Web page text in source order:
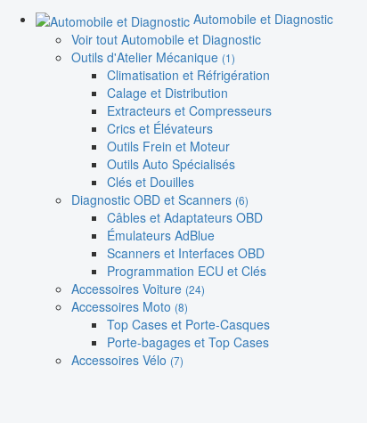
Automobile et Diagnostic
Voir tout Automobile et Diagnostic
Outils d'Atelier Mécanique (1)
Climatisation et Réfrigération
Calage et Distribution
Extracteurs et Compresseurs
Crics et Élévateurs
Outils Frein et Moteur
Outils Auto Spécialisés
Clés et Douilles
Diagnostic OBD et Scanners (6)
Câbles et Adaptateurs OBD
Émulateurs AdBlue
Scanners et Interfaces OBD
Programmation ECU et Clés
Accessoires Voiture (24)
Accessoires Moto (8)
Top Cases et Porte-Casques
Porte-bagages et Top Cases
Accessoires Vélo (7)